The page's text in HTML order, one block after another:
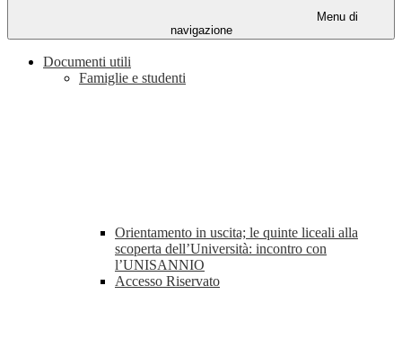
Menu di
navigazione
Documenti utili
Famiglie e studenti
Orientamento in uscita; le quinte liceali alla
scoperta dell’Università: incontro con
l’UNISANNIO
Accesso Riservato